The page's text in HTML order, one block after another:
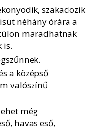
szakadozik
néhány órára a
maradhatnak
is.
a középső
valószínű
még
havas eső,